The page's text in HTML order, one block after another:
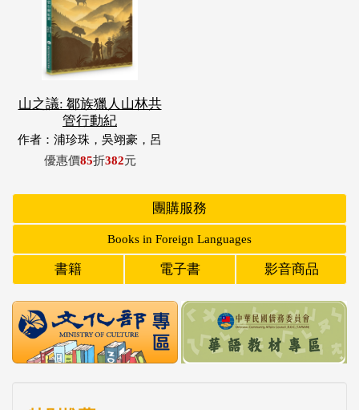
山之議: 鄒族獵人山林共
管行動紀
作者：浦珍珠，吳翊豪，呂
翊齊，張惠東，許玉青，王
優惠價85折382元
團購服務
Books in Foreign Languages
書籍 電子書 影音商品